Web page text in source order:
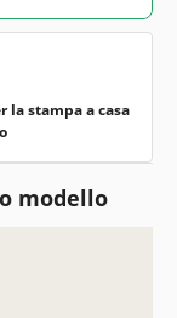
la stampa a casa
modello